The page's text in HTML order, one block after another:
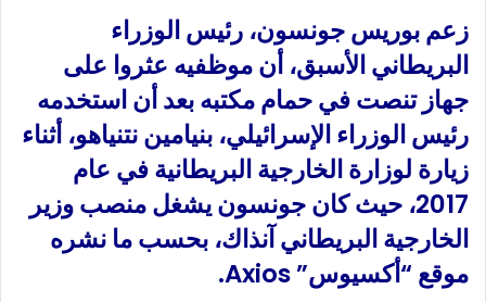
ا
زعم بوريس جونسون، رئيس الوزراء
البريطاني الأسبق، أن موظفيه عثروا على
جهاز تنصت في حمام مكتبه بعد أن استخدمه
رئيس الوزراء الإسرائيلي، بنيامين نتنياهو، أثناء
زيارة لوزارة الخارجية البريطانية في عام
2017، حيث كان جونسون يشغل منصب وزير
الخارجية البريطاني آنذاك، بحسب ما نشره
موقع “أكسيوس” Axios.